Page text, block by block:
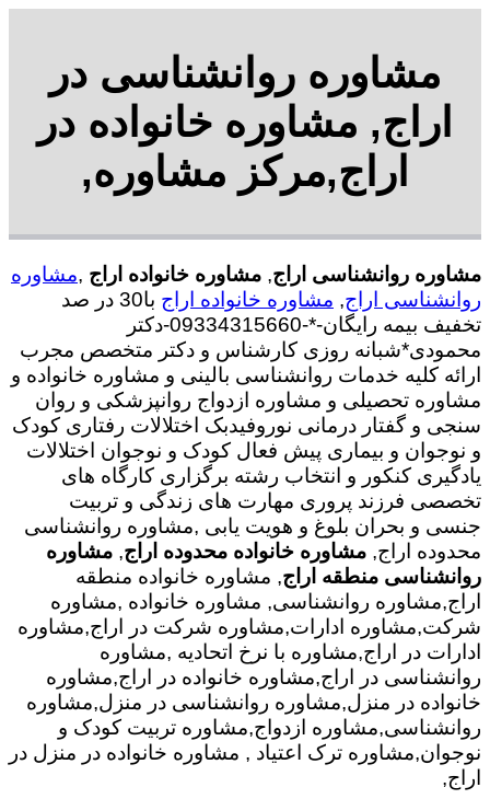
مشاوره روانشناسی در
اراج, مشاوره خانواده در
اراج,مرکز مشاوره,
مشاوره روانشناسی اراج, مشاوره خانواده اراج ,مشاوره
روانشناسی اراج, مشاوره خانواده اراج
با30 در صد
تخفیف بیمه رایگان-*-09334315660-دکتر
محمودی*شبانه روزی کارشناس و دکتر متخصص مجرب
ارائه کلیه خدمات روانشناسی بالینی و مشاوره خانواده و
مشاوره تحصیلی و مشاوره ازدواج روانپزشکی و روان
سنجی و گفتار درمانی نوروفیدبک اختلالات رفتاری کودک
و نوجوان و بیماری پیش فعال کودک و نوجوان اختلالات
یادگیری کنکور و انتخاب رشته برگزاری کارگاه های
تخصصی فرزند پروری مهارت های زندگی و تربیت
جنسی و بحران بلوغ و هویت یابی ,مشاوره روانشناسی
محدوده اراج, مشاوره خانواده محدوده اراج, مشاوره
روانشناسی منطقه اراج, مشاوره خانواده منطقه
اراج,مشاوره روانشناسی, مشاوره خانواده ,مشاوره
شرکت,مشاوره ادارات,مشاوره شرکت در اراج,مشاوره
ادارات در اراج,مشاوره با نرخ اتحادیه ,مشاوره
روانشناسی در اراج,مشاوره خانواده در اراج,مشاوره
خانواده در منزل,مشاوره روانشناسی در منزل,مشاوره
روانشناسی,مشاوره ازدواج,مشاوره تربیت کودک و
نوجوان,مشاوره ترک اعتیاد , مشاوره خانواده در منزل در
اراج,